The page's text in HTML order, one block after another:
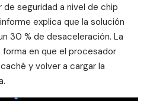
seguridad a nivel de chip
explica que la solución
30 % de desaceleración. La
en que el procesador
y volver a cargar la